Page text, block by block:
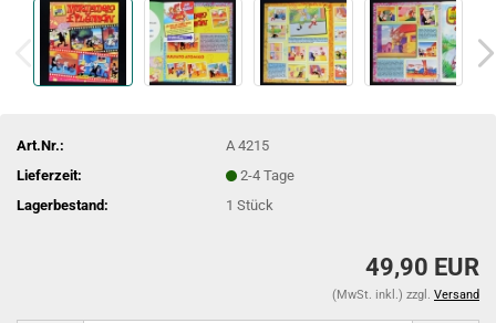
Art.Nr.:
A 4215
Lieferzeit:
2-4 Tage
Lagerbestand:
1Stück
49,90 EUR
(MwSt. inkl.) zzgl. Versand